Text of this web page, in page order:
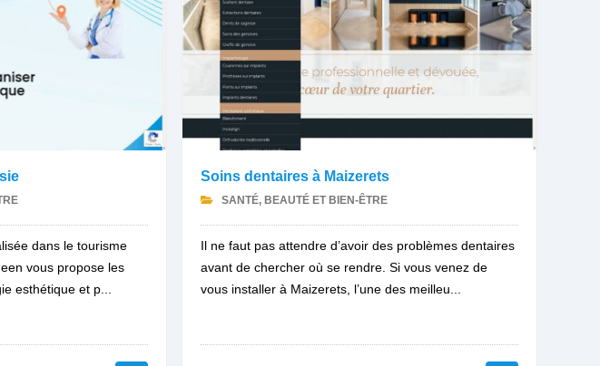
dans le tourisme
vous propose les
esthétique et p...
Soins dentaires à Maizerets
SANTÉ, BEAUTÉ ET BIEN-ÊTRE
Il ne faut pas attendre d’avoir des problèmes dentaires
avant de chercher où se rendre. Si vous venez de
vous installer à Maizerets, l’une des meilleu...